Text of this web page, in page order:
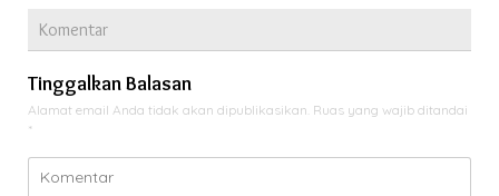
Komentar
Tinggalkan Balasan
Alamat email Anda tidak akan dipublikasikan. Ruas yang wajib ditandai
*